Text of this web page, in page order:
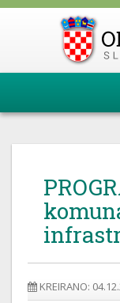
KREIRANO: